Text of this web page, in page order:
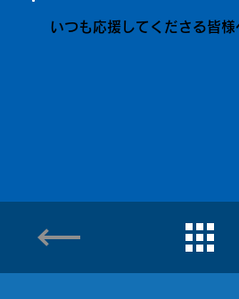
いつも応援してくださる皆様